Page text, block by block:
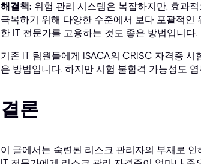
해결책: 위험 관리 시스템은 복잡하지만, 효과
극복하기 위해 다양한 수준에서 보다 포괄적인
한 IT 전문가를 고용하는 것도 좋은 방법입니다.
기존 IT 팀원들에게 ISACA의 CRISC 자격증
은 방법입니다. 하지만 시험 불합격 가능성도
결론
이 글에서는 숙련된 리스크 관리자의 부재로